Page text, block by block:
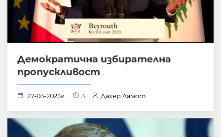
Демократична избирателна
пропускливост
27-03-2023г. 3 Дахер Ламот